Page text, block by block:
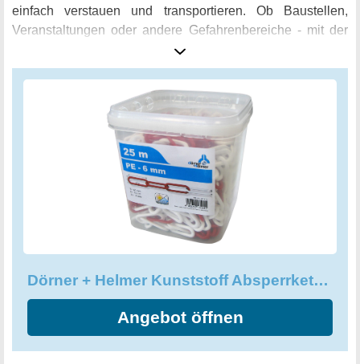
einfach verstauen und transportieren. Ob Baustellen,
Veranstaltungen oder andere Gefahrenbereiche - mit der
Dörner + Helmer Kunststoff Absperrkette sind Sie immer
auf der sicheren Seite.
Dörner + Helmer Kunststoff Absperrkette rot-weiß im Eimer, 481173
Angebot öffnen